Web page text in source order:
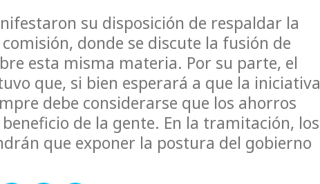
su disposición de respaldar la
donde se discute la fusión de
esta misma materia. Por su parte, el
que, si bien esperará a que la iniciativa
debe considerarse que los ahorros
de la gente. En la tramitación, los
que exponer la postura del gobierno